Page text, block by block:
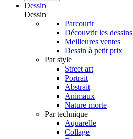
Dessin
Dessin
Parcourir
Découvrir les dessins
Meilleures ventes
Dessin à petit prix
Par style
Street art
Portrait
Abstrait
Animaux
Nature morte
Par technique
Aquarelle
Collage